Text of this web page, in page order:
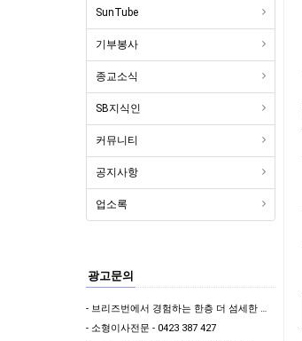
SunTube
기부봉사
종교소식
SB지식인
커뮤니티
공지사항
업소록
광고문의
- 브리즈번에서 경험하는 한층 더 섬세한 한국식 & 일본식 마사지 테라피 뷰티샵
- 소형이사전문 - 0423 387 427